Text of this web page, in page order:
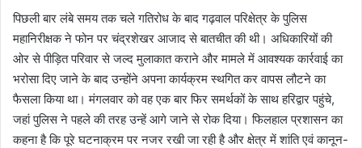
पिछली बार लंबे समय तक चले गतिरोध के बाद गढ़वाल परिक्षेत्र के पुलिस
महानिरीक्षक ने फोन पर चंद्रशेखर आजाद से बातचीत की थी। अधिकारियों की
ओर से पीड़ित परिवार से जल्द मुलाकात कराने और मामले में आवश्यक कार्रवाई का
भरोसा दिए जाने के बाद उन्होंने अपना कार्यक्रम स्थगित कर वापस लौटने का
फैसला किया था। मंगलवार को वह एक बार फिर समर्थकों के साथ हरिद्वार पहुंचे,
जहां पुलिस ने पहले की तरह उन्हें आगे जाने से रोक दिया। फिलहाल प्रशासन का
कहना है कि पूरे घटनाक्रम पर नजर रखी जा रही है और क्षेत्र में शांति एवं कानून-